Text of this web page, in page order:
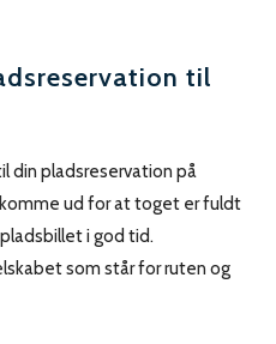
til
din pladsreservation på
komme ud for at toget er fuldt
i god tid.
som står for ruten og